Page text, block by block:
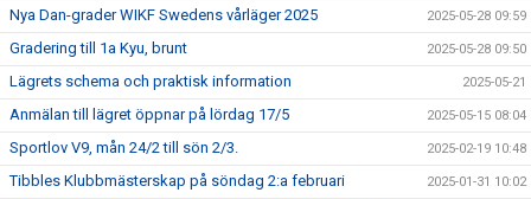
Nya Dan-grader WIKF Swedens vårläger 2025 2025-05-28 09:59
Gradering till 1a Kyu, brunt 2025-05-28 09:50
Lägrets schema och praktisk information 2025-05-21
Anmälan till lägret öppnar på lördag 17/5 2025-05-15 08:04
Sportlov V9, mån 24/2 till sön 2/3. 2025-02-19 10:48
Tibbles Klubbmästerskap på söndag 2:a februari 2025-01-31 10:02